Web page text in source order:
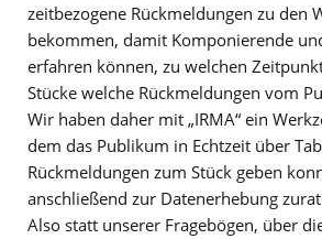
zeitbezogene Rückmeldungen zu den
bekommen, damit Komponierende
erfahren können, zu welchen
Stücke welche Rückmeldungen vom
Wir haben daher mit „IRMA“ ein
dem das Publikum in Echtzeit über
Rückmeldungen zum Stück geben
anschließend zur Datenerhebung
Also statt unserer Fragebögen, über